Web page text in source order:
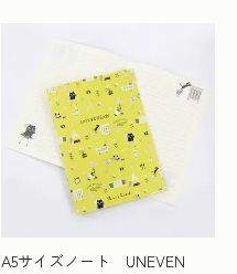
A5サイズノート UNEVEN